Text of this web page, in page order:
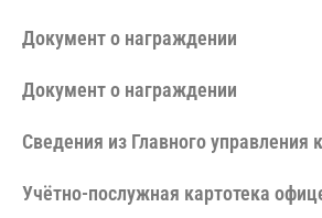
Документ о награждении
Документ о награждении
Сведения из Главного
Учётно-послужная картотека